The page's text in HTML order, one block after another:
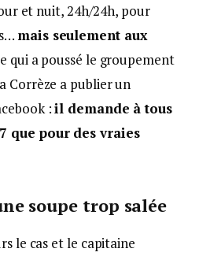
et nuit, 24h/24h, pour
mais seulement aux
qui a poussé le groupement
Corrèze a publier un
:il demande à tous
que pour des vraies
soupe trop salée
le cas et le capitaine